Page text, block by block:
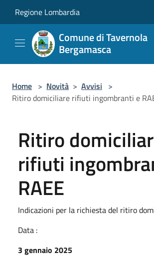
Regione Lombardia
Comune di Tavernola
Bergamasca
Home > Novità > Avvisi >
Ritiro domiciliare rifiuti ingombranti e
Ritiro
rifiuti
RAEE
Indicazioni per la richiesta del ritiro
Data :
3 gennaio 2025